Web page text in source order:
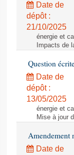
Date de
dépôt :
21/10/2025
énergie et
Impacts de
Question
Date de
dépôt :
13/05/2025
énergie et
Mise à jour
Amendement
Date de